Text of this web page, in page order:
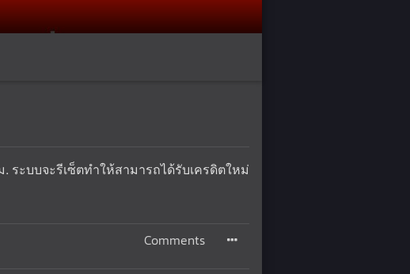
ะบบจะรีเซ็ตทำให้สามารถได้รับเครดิตใหม่
Comments